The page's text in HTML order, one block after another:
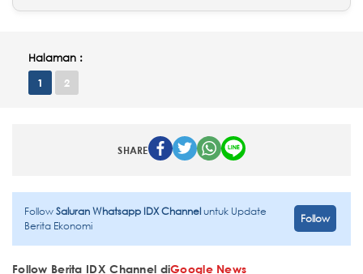
Halaman :
1 2
SHARE
FollowSaluran Whatsapp IDX Channeluntuk Update
Berita Ekonomi
Follow
Follow Berita IDX Channel diGoogle News